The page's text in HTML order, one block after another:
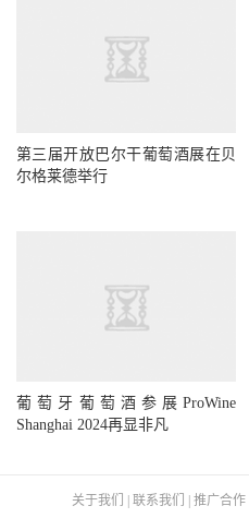
第三届开放巴尔干葡萄酒展在贝
尔格莱德举行
葡萄牙葡萄酒参展ProWine
Shanghai 2024再显非凡
关于我们 联系我们 推广合作